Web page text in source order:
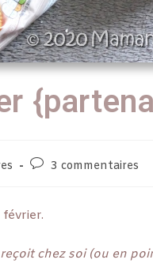
3 commentaires
chez soi (ou en